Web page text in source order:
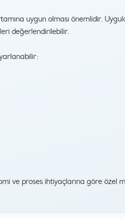
uygun olması önemlidir.
değerlendirilebilir.
ve proses ihtiyaçlarına göre